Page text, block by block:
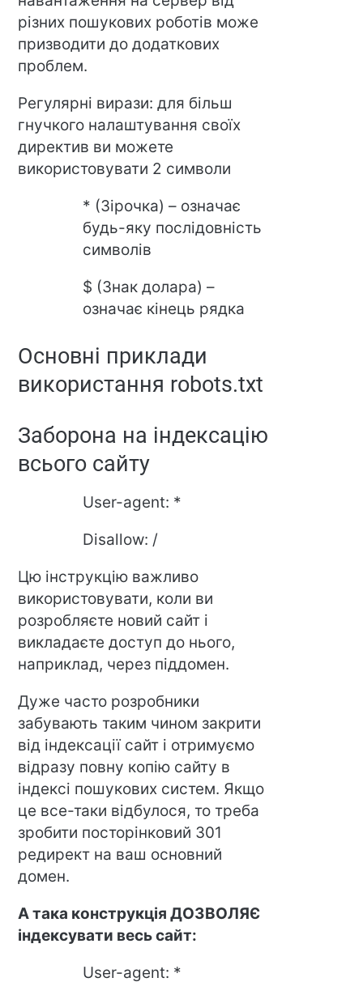
різних пошукових роботів може
призводити до додаткових
проблем.
Регулярні вирази: для більш
гнучкого налаштування своїх
директив ви можете
використовувати 2 символи
* (Зірочка) – означає
будь-яку послідовність
символів
$ (Знак долара) –
означає кінець рядка
Основні приклади
використання robots.txt
Заборона на індексацію
всього сайту
User-agent: *
Disallow: /
Цю інструкцію важливо
використовувати, коли ви
розробляєте новий сайт і
викладаєте доступ до нього,
наприклад, через піддомен.
Дуже часто розробники
забувають таким чином закрити
від індексації сайт і отримуємо
відразу повну копію сайту в
індексі пошукових систем. Якщо
це все-таки відбулося, то треба
зробити посторінковий 301
редирект на ваш основний
домен.
А така конструкція ДОЗВОЛЯЄ
індексувати весь сайт:
User-agent: *